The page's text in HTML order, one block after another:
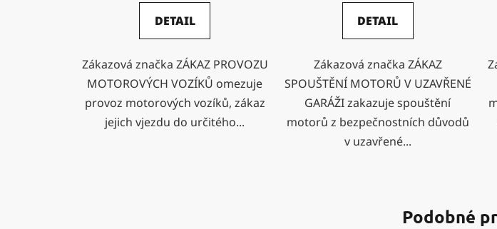
DETAIL
Zákazová značka ZÁKAZ PROVOZU
MOTOROVÝCH VOZÍKŮ omezuje
provoz motorových vozíků, zákaz
jejich vjezdu do určitého...
DETAIL
Zákazová značka ZÁKAZ
SPOUŠTĚNÍ MOTORŮ V UZAVŘENÉ
GARÁŽI zakazuje spouštění
motorů z bezpečnostních důvodů
v uzavřené...
Podobné